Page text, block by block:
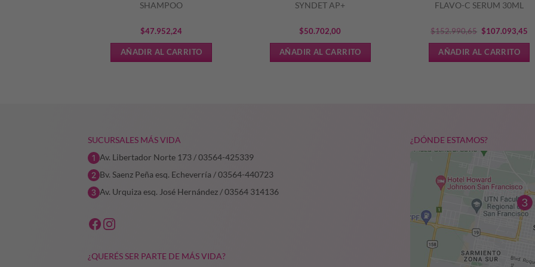
SHAMPOO
$47.952,24
AÑADIR AL CARRITO
SYNDET AP+
$50.702,00
AÑADIR AL CARRITO
FLAVO-C SERUM 30ML
$152.990,65 El
precio
original
$107.093,45
AÑADIR AL CARRITO
SUCURSALES MÁS VIDA
Av. Libertador Norte 173 / 03564-425339
Bv. Saenz Peña esq. Echeverría / 03564-440723
Av. Urquiza esq. José Hernández / 03564 314136
¿QUERÉS SER PARTE DE MÁS VIDA?
¿DÓNDE ESTAMOS?